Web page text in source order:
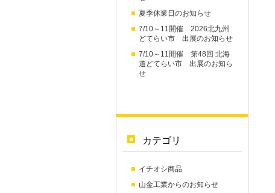
夏季休業日のお知らせ
7/10～11開催 2026北九州
どてらい市 出展のお知らせ
7/10～11開催 第48回 北海
道どてらい市 出展のお知ら
せ
カテゴリ
イチオシ商品
山金工業からのお知らせ